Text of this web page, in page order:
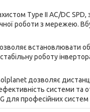
Type II AC/DC
роботи з мережею.
встановлювати
роботу
дозволяє
ефективність системи
професійних систем